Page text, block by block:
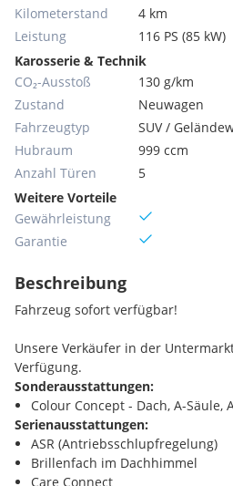
Kilometerstand
4 km
Leistung
116 PS (85 kW)
Karosserie & Technik
CO₂-Ausstoß
130 g/km
Zustand
Neuwagen
Fahrzeugtyp
SUV /
Hubraum
999 ccm
Anzahl Türen
5
Weitere Vorteile
Gewährleistung
Garantie
Beschreibung
Fahrzeug sofort verfügbar!
Unsere Verkäufer in der
Verfügung.
Sonderausstattungen:
Colour Concept - Dach, A-
Serienausstattungen:
ASR (Antriebsschlupfregelung)
Brillenfach im Dachhimmel
Care Connect